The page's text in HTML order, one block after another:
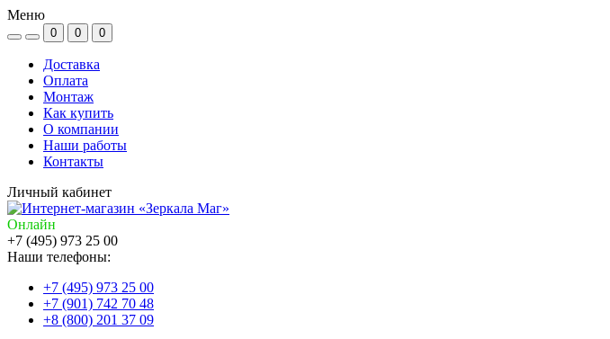
Меню
0 0 0
Доставка
Оплата
Монтаж
Как купить
О компании
Наши работы
Контакты
Личный кабинет
Онлайн
+7 (495) 973 25 00
Наши телефоны:
+7 (495) 973 25 00
+7 (901) 742 70 48
+8 (800) 201 37 09